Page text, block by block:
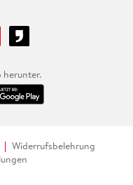
herunter.
Widerrufsbelehrung